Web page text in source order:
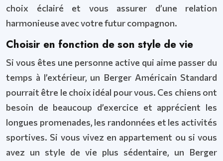
choix éclairé et vous assurer d’une relation
harmonieuse avec votre futur compagnon.
Choisir en fonction de son style de vie
Si vous êtes une personne active qui aime passer du
temps à l’extérieur, un Berger Américain Standard
pourrait être le choix idéal pour vous. Ces chiens ont
besoin de beaucoup d’exercice et apprécient les
longues promenades, les randonnées et les activités
sportives. Si vous vivez en appartement ou si vous
avez un style de vie plus sédentaire, un Berger